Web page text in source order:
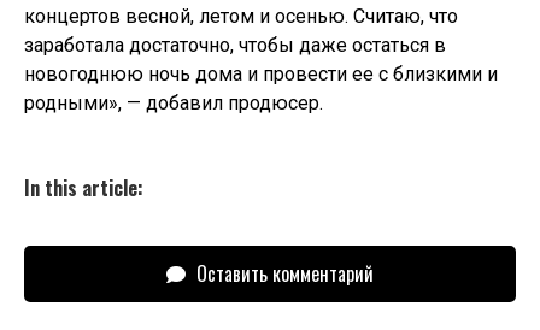
концертов весной, летом и осенью. Считаю, что
заработала достаточно, чтобы даже остаться в
новогоднюю ночь дома и провести ее с близкими и
родными», — добавил продюсер.
In this article:
Оставить комментарий